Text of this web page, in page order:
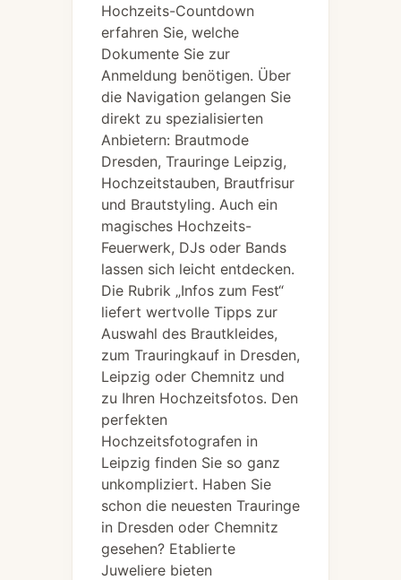
Hochzeits-Countdown
erfahren Sie, welche
Dokumente Sie zur
Anmeldung benötigen. Über
die Navigation gelangen Sie
direkt zu spezialisierten
Anbietern: Brautmode
Dresden, Trauringe Leipzig,
Hochzeitstauben, Brautfrisur
und Brautstyling. Auch ein
magisches Hochzeits-
Feuerwerk, DJs oder Bands
lassen sich leicht entdecken.
Die Rubrik „Infos zum Fest“
liefert wertvolle Tipps zur
Auswahl des Brautkleides,
zum Trauringkauf in Dresden,
Leipzig oder Chemnitz und
zu Ihren Hochzeitsfotos. Den
perfekten
Hochzeitsfotografen in
Leipzig finden Sie so ganz
unkompliziert. Haben Sie
schon die neuesten Trauringe
in Dresden oder Chemnitz
gesehen? Etablierte
Juweliere bieten